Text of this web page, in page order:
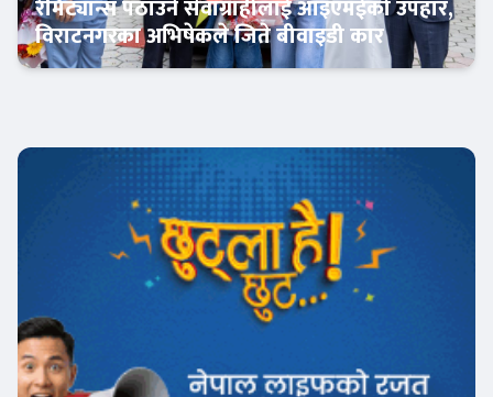
रेमिट्यान्स पठाउने सेवाग्राहीलाई आइएमईको उपहार,
विराटनगरका अभिषेकले जिते बीवाइडी कार